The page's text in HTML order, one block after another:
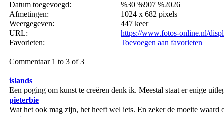
Datum toegevoegd:
%30 %907 %2026
Afmetingen:
1024 x 682 pixels
Weergegeven:
447 keer
URL:
https://www.fotos-online.nl/
Favorieten:
Toevoegen aan favorieten
Commentaar 1 to 3 of 3
islands
Een poging om kunst te creëren denk ik. Meestal staat er enige
pieterbie
Wat het ook mag zijn, het heeft wel iets. En zeker de moeite waard